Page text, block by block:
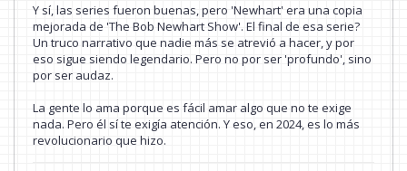
Y sí, las series fueron buenas, pero 'Newhart' era una copia
mejorada de 'The Bob Newhart Show'. El final de esa serie?
Un truco narrativo que nadie más se atrevió a hacer, y por
eso sigue siendo legendario. Pero no por ser 'profundo', sino
por ser audaz.
La gente lo ama porque es fácil amar algo que no te exige
nada. Pero él sí te exigía atención. Y eso, en 2024, es lo más
revolucionario que hizo.